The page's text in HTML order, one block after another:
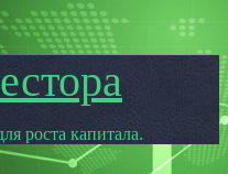
роста капитала.